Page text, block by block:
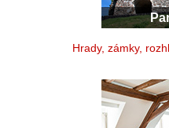
Hrady, zámky,